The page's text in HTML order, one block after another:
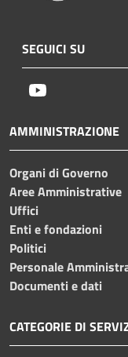
SEGUICI SU
AMMINISTRAZIONE
Organi di Governo
Aree Amministrative
Uffici
Enti e fondazioni
Politici
Personale
Documenti e dati
CATEGORIE DI